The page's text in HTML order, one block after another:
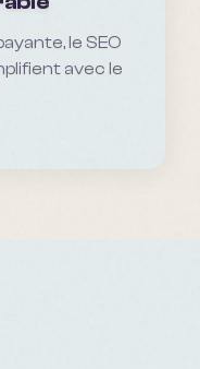
le SEO
avec le